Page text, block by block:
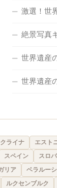
激選！世
絶景写真
世界遺産
世界遺産
ライナ エスト
スペイン スロ
リア ベラルーシ
ルクセンブルク